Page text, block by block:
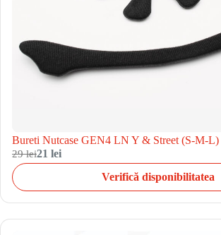
Bureti Nutcase GEN4 LN Y & Street (S-M-L)
29 lei21 lei
Verifică disponibilitatea